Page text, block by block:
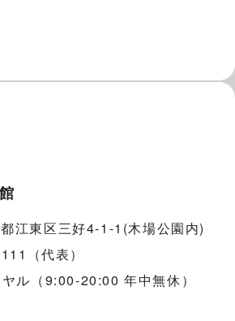
江東区三好4-1-1(木場公園内)
（代表）
ル（9:00-20:00 年中無休）